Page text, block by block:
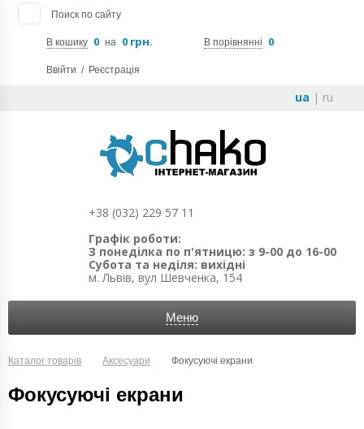
Поиск по сайту
В кошику 0 на 0 грн. В порівнянні 0
Ввійти / Реєстрація
ua | ru
+38 (032) 229 57 11
Графік роботи:
З понеділка по п'ятницю: з 9-00 до 16-00
Субота та неділя: вихідні
м. Львів, вул Шевченка, 154
Меню
Каталог товарів Аксесуари Фокусуючі екрани
Фокусуючі екрани